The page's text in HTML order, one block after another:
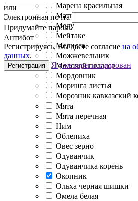
Марена красильная
Мать-и-Мачеха
Медуница
Мейтаке
Мелисса
Можжевельник
Молочай паласса
Мордовник
Моринга листья
Морозник кавказский
Мята
Мята перечная
Ним
Облепиха
Овес зерно
Одуванчик
Одуванчика корень
Окопник
Ольха черная шишки
Омела белая
или
Электронная почта
Придумайте пароль
Антибот
Регистрируясь, Вы даете согласие на
данных.
Регистрация Я уже зарегистрирован